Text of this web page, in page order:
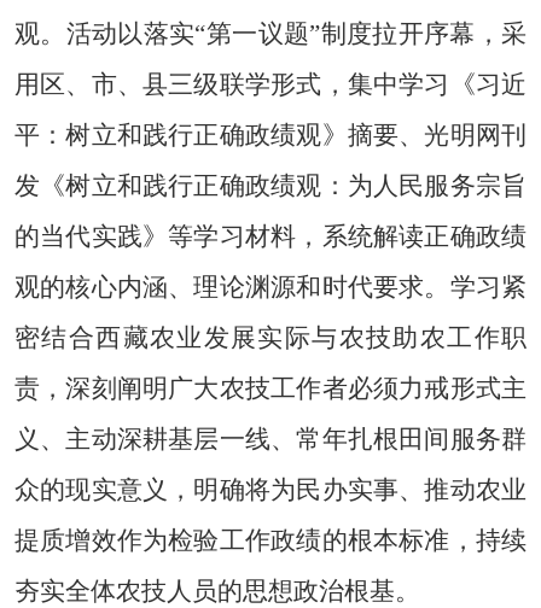
观。 活动以落实“第一议题”制度拉开序幕，采
用区、市、县三级联学形式，集中学习《习近
平：树立和践行正确政绩观》摘要、光明网刊
发《树立和践行正确政绩观：为人民服务宗旨
的当代实践》等学习材料，系统解读正确政绩
观的核心内涵、理论渊源和时代要求。学习紧
密结合西藏农业发展实际与农技助农工作职
责，深刻阐明广大农技工作者必须力戒形式主
义、主动深耕基层一线、常年扎根田间服务群
众的现实意义，明确将为民办实事、推动农业
提质增效作为检验工作政绩的根本标准，持续
夯实全体农技人员的思想政治根基。